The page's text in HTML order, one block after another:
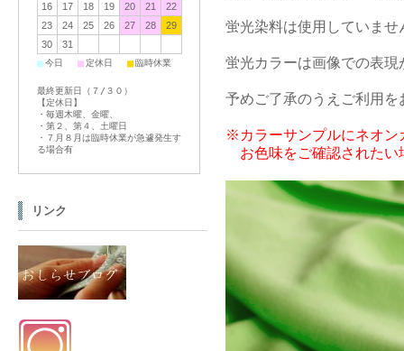
蛍光染料は使用していま
蛍光カラーは画像での表
予めご了承のうえご利用
※カラーサンプルにネオン
お色味をご確認されたい
16
17 18 19 20 21
22
23
24 25 26 27 28
29
30
31
■今日 ■定休日 ■臨時休業
最終更新日（７/３０）
【定休日】
・毎週木曜、金曜、
・第２、第４、土曜日
・７月８月は臨時休業が急遽発生す
る場合有
リンク